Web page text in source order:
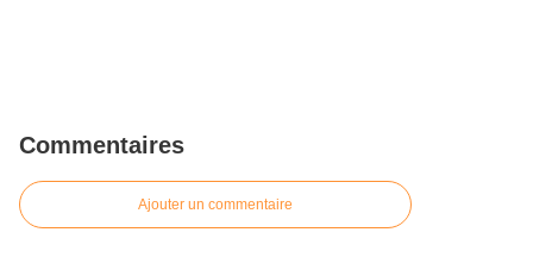
Commentaires
Ajouter un commentaire